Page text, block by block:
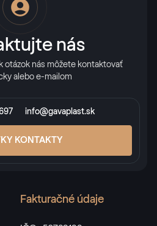
nás
otázok nás môžete kontaktovať
alebo e-mailom
info@gavaplast.sk
KONTAKTY
Fakturačné údaje